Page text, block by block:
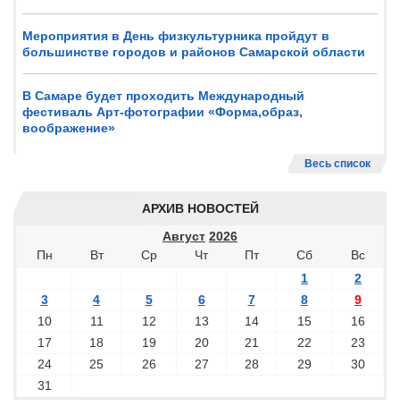
Мероприятия в День физкультурника пройдут в
большинстве городов и районов Самарской области
В Самаре будет проходить Международный
фестиваль Арт-фотографии «Форма,образ,
воображение»
Весь список
АРХИВ НОВОСТЕЙ
Август 2026
Пн
Вт Ср Чт Пт Сб
Вс
1
2
3
4 5 6 7 8
9
10
11 12 13 14 15
16
17
18 19 20 21 22
23
24
25 26 27 28 29
30
31